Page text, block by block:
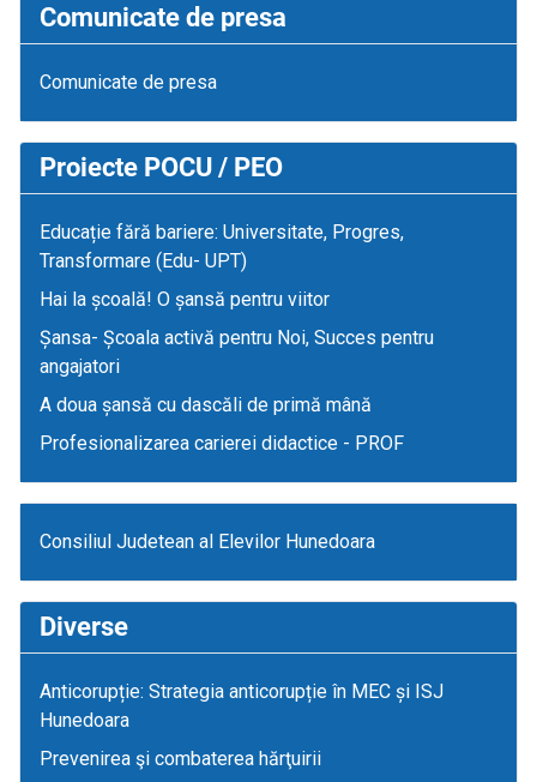
Comunicate de presa
Comunicate de presa
Proiecte POCU / PEO
Educație fără bariere: Universitate, Progres,
Transformare (Edu- UPT)
Hai la școală! O șansă pentru viitor
Șansa- Școala activă pentru Noi, Succes pentru
angajatori
A doua șansă cu dascăli de primă mână
Profesionalizarea carierei didactice - PROF
Consiliul Judetean al Elevilor Hunedoara
Diverse
Anticorupție: Strategia anticorupție în MEC și ISJ
Hunedoara
Prevenirea şi combaterea hărţuirii